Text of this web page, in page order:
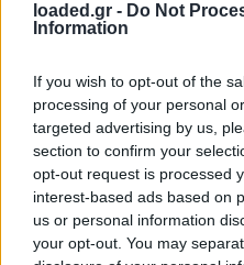
loaded.gr - Do Not
Information
If you wish to opt-out of the
processing of your personal
targeted advertising by us,
section to confirm your
opt-out request is processed
interest-based ads based on
us or personal information
your opt-out. You may